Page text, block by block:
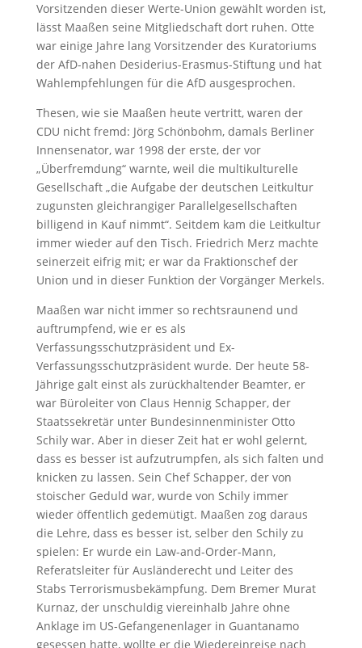
Vorsitzenden dieser Werte-Union gewählt worden ist,
lässt Maaßen seine Mitgliedschaft dort ruhen. Otte
war einige Jahre lang Vorsitzender des Kuratoriums
der AfD-nahen Desiderius-Erasmus-Stiftung und hat
Wahlempfehlungen für die AfD ausgesprochen.
Thesen, wie sie Maaßen heute vertritt, waren der
CDU nicht fremd: Jörg Schönbohm, damals Berliner
Innensenator, war 1998 der erste, der vor
„Überfremdung“ warnte, weil die multikulturelle
Gesellschaft „die Aufgabe der deutschen Leitkultur
zugunsten gleichrangiger Parallelgesellschaften
billigend in Kauf nimmt“. Seitdem kam die Leitkultur
immer wieder auf den Tisch. Friedrich Merz machte
seinerzeit eifrig mit; er war da Fraktionschef der
Union und in dieser Funktion der Vorgänger Merkels.
Maaßen war nicht immer so rechtsraunend und
auftrumpfend, wie er es als
Verfassungsschutzpräsident und Ex-
Verfassungsschutzpräsident wurde. Der heute 58-
Jährige galt einst als zurückhaltender Beamter, er
war Büroleiter von Claus Hennig Schapper, der
Staatssekretär unter Bundesinnenminister Otto
Schily war. Aber in dieser Zeit hat er wohl gelernt,
dass es besser ist aufzutrumpfen, als sich falten und
knicken zu lassen. Sein Chef Schapper, der von
stoischer Geduld war, wurde von Schily immer
wieder öffentlich gedemütigt. Maaßen zog daraus
die Lehre, dass es besser ist, selber den Schily zu
spielen: Er wurde ein Law-and-Order-Mann,
Referatsleiter für Ausländerecht und Leiter des
Stabs Terrorismusbekämpfung. Dem Bremer Murat
Kurnaz, der unschuldig viereinhalb Jahre ohne
Anklage im US-Gefangenenlager in Guantanamo
gesessen hatte, wollte er die Wiedereinreise nach